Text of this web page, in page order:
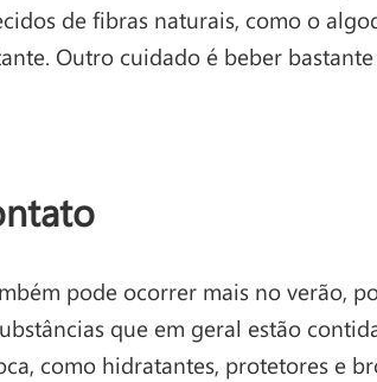
de fibras naturais, como o
Outro cuidado é beber
pode ocorrer mais no verão,
que em geral estão
como hidratantes, protetores e